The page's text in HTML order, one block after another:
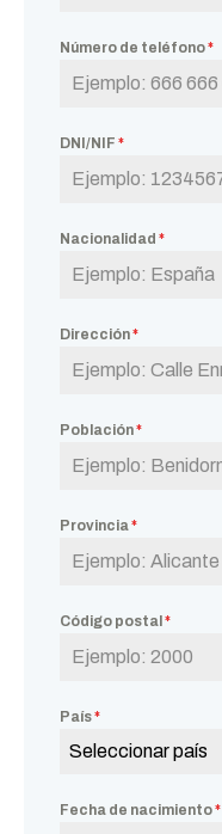
Número de teléfono*
DNI/NIF *
Nacionalidad *
Dirección*
Población*
Provincia*
Código postal*
País*
Seleccionar país
Fecha de nacimiento*